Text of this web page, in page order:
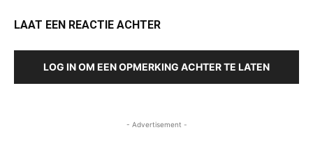
LAAT EEN REACTIE ACHTER
LOG IN OM EEN OPMERKING ACHTER TE LATEN
- Advertisement -